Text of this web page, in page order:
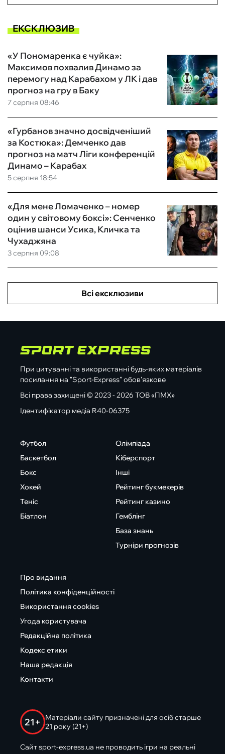
ЕКСКЛЮЗИВ
7 серпня 08:46
«У Пономаренка є чуйка»:
Максимов похвалив Динамо за
перемогу над Карабахом у ЛК і дав
прогноз на гру в Баку
5 серпня 18:54
«Гурбанов значно досвідченіший
за Костюка»: Демченко дав
прогноз на матч Ліги конференцій
Динамо – Карабах
3 серпня 09:08
«Для мене Ломаченко – номер
один у світовому боксі»: Сенченко
оцінив шанси Усика, Кличка та
Чухаджяна
Всі ексклюзиви
При цитуванні та використанні будь-яких матеріалів
посилання на "Sport-Express" обов'язкове
Всі права захищені © 2023 - 2026 ТОВ «ПМХ»
Ідентифікатор медіа R40-06375
Футбол
Баскетбол
Бокс
Хокей
Теніс
Біатлон
Олімпіада
Кіберспорт
Інші
Рейтинг букмекерів
Рейтинг казино
Гемблінг
База знань
Турніри прогнозів
Про видання
Політика конфіденційності
Використання cookies
Угода користувача
Редакційна політика
Кодекс етики
Наша редакція
Контакти
21+
Матеріали сайту призначені для осіб старше
21 року (21+)
Сайт sport-express.ua не проводить ігри на реальні